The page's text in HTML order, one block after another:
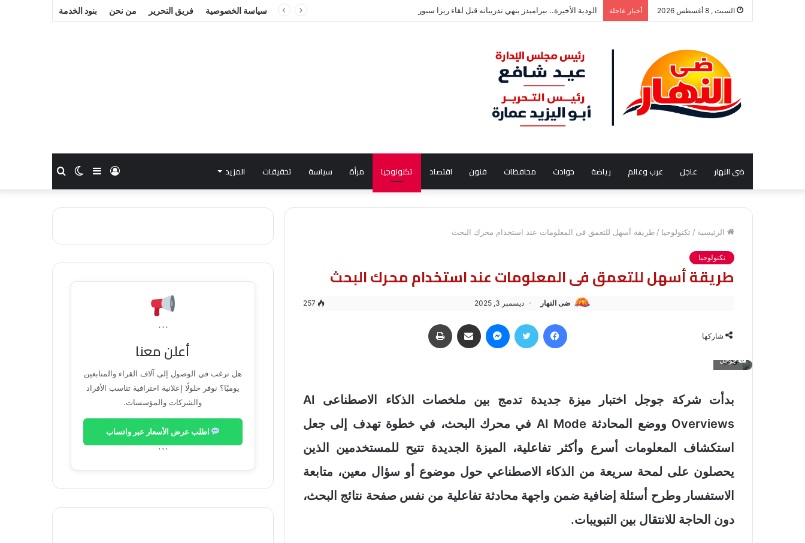
السبت , 8 أغسطس 2026 أخبار عاجلة القبض على إبراهيم سعيد في مدينة نصر بسبب قضية نفقة سياسة الخصوصية فريق التحرير من نحن بنود الخدمة
ضى النهار عاجل عرب وعالم رياضة حوادث محافظات فنون اقتصاد تكنولوجيا مرأة سياسة تحقيقات المزيد بحثالوضع
المظلم
إضافة
عمود
جانبي
تسجيل
الدخول
الرئيسية / تكنولوجيا / طريقة أسهل للتعمق فى المعلومات عند استخدام محرك البحث
تكنولوجيا
طريقة أسهل للتعمق فى المعلومات عند استخدام محرك البحث
ضى النهار ديسمبر 3, 2025 257
شاركها
فيسبوك تويتر ماسنجر مشاركة عبر البريد
جوجل
بدأت شركة جوجل اختبار ميزة جديدة تدمج بين ملخصات الذكاء الاصطناعى AI
Overviews ووضع المحادثة AI Mode في محرك البحث، في خطوة تهدف إلى جعل
استكشاف المعلومات أسرع وأكثر تفاعلية، الميزة الجديدة تتيح للمستخدمين الذين
يحصلون على لمحة سريعة من الذكاء الاصطناعي حول موضوع أو سؤال معين، متابعة
الاستفسار وطرح أسئلة إضافية ضمن واجهة محادثة تفاعلية من نفس صفحة نتائج البحث،
دون الحاجة للانتقال بين التبويبات.
```
أعلن معنا
هل ترغب في الوصول إلى آلاف القراء والمتابعين
يوميًا؟ نوفر حلولًا إعلانية احترافية تناسب الأفراد
والشركات والمؤسسات.
اطلب عرض الأسعار عبر واتساب
```